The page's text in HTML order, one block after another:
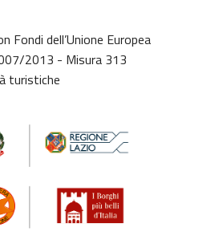
dell’Unione Europea
2013 - Misura 313
turistiche